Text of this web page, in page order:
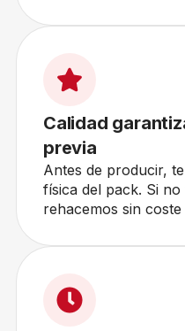
Calidad
previa
Antes de producir,
física del pack. Si
rehacemos sin coste